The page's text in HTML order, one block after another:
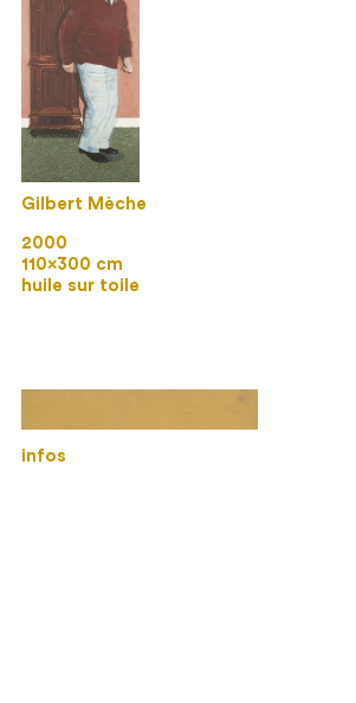
infos
Gilbert Mèche
2000
110×300 cm
huile sur toile